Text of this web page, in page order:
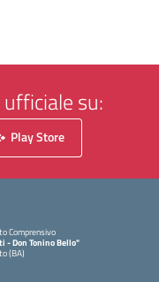
su:
Play Store
Comprensivo
- Don Tonino Bello"
(BA)